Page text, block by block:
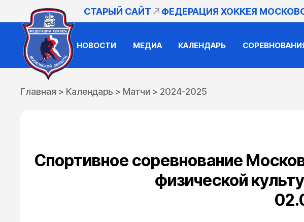
СТАРЫЙ САЙТ ФЕДЕРАЦИЯ ХОККЕЯ
НОВОСТИ МЕДИА КАЛЕНДАРЬ
Главная > Календарь > Матчи > 2024-2025
Спортивное соревнование
физической